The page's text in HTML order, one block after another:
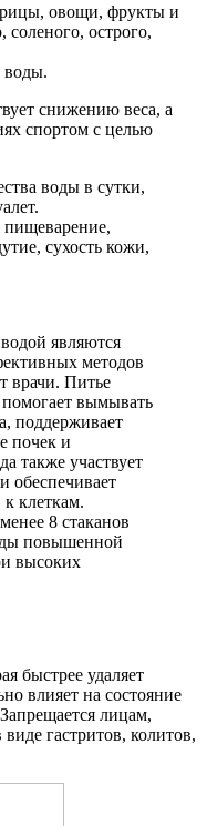
овощи, фрукты и
соленого, острого,
воды.
снижению веса, а
спортом с целью
воды в сутки,
пищеварение,
сухость кожи,
являются
методов
врачи. Питье
помогает вымывать
поддерживает
почек и
также участвует
обеспечивает
к клеткам.
8 стаканов
повышенной
высоких
быстрее удаляет
влияет на состояние
лицам,
гастритов, колитов,